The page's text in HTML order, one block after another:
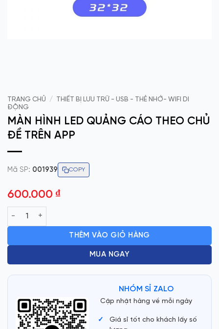
TRANG CHỦ /
THIẾT BỊ LƯU TRỮ - USB - THẺ NHỚ- WIFI DI
ĐỘNG
MÀN HÌNH LED QUẢNG CÁO THEO CHỦ
ĐỀ TRÊN APP
Mã SP: 001939 COPY
600.000 ₫
MÀN HÌNH LED QUẢNG CÁO THEO CHỦ ĐỀ TRÊN APP số lượng
THÊM VÀO GIỎ HÀNG
MUA NGAY
NHÓM SỈ ZALO
Cập nhật hàng về mỗi ngày
Giá sỉ tốt cho khách lấy số